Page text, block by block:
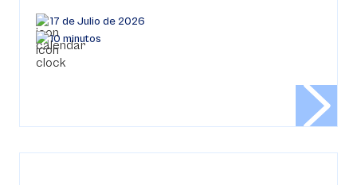
17 de Julio de 2026
10 minutos